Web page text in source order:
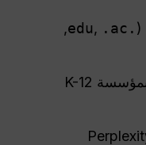
(
.edu
, .ac
,
رسائل البريد الإلكتروني الخاصة بمؤسسة K-12